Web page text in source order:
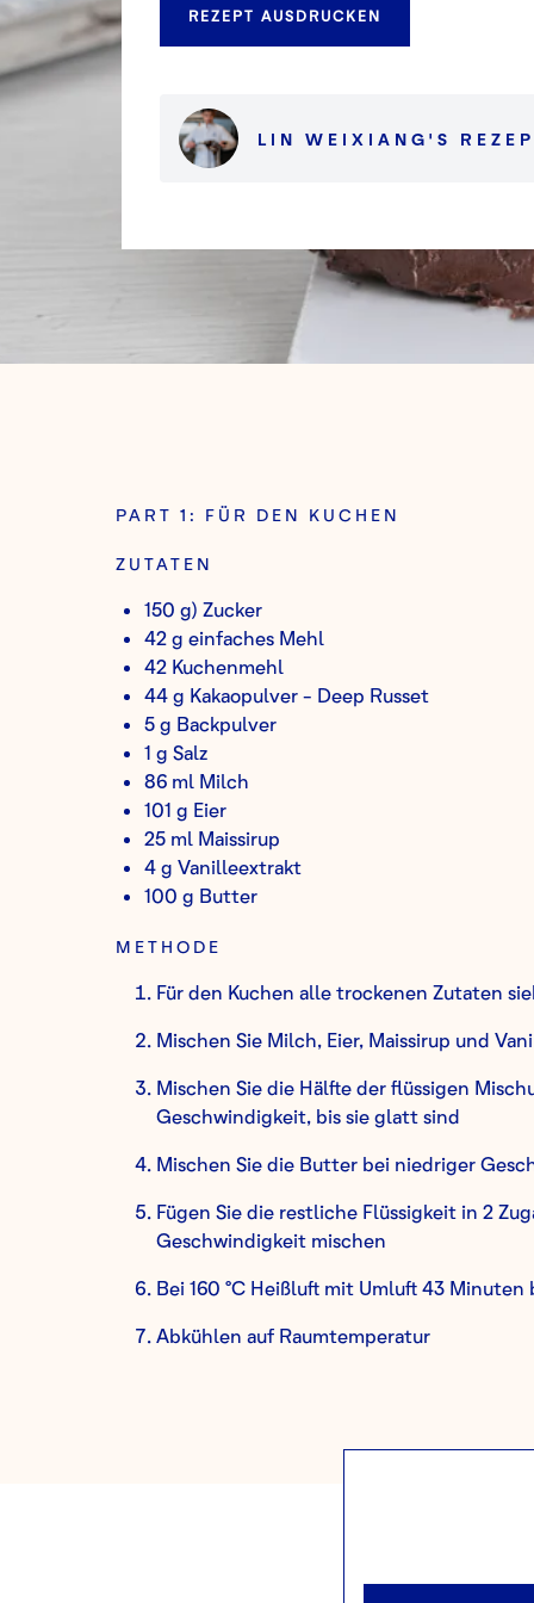
REZEPT AUSDRUCKEN
LIN WEIXIANG 'S
PART 1: FÜR DEN KUCHEN
ZUTATEN
150 g) Zucker
42 g einfaches Mehl
42 Kuchenmehl
44 g Kakaopulver - Deep Russet
5 g Backpulver
1 g Salz
86 ml Milch
101 g Eier
25 ml Maissirup
4 g Vanilleextrakt
100 g Butter
METHODE
Für den Kuchen alle trockenen Zutaten
Mischen Sie Milch, Eier, Maissirup und
Mischen Sie die Hälfte der flüssigen
Geschwindigkeit, bis sie glatt sind
Mischen Sie die Butter bei niedriger
Fügen Sie die restliche Flüssigkeit in 2
Geschwindigkeit mischen
Bei 160 °C Heißluft mit Umluft 43 Minuten
Abkühlen auf Raumtemperatur